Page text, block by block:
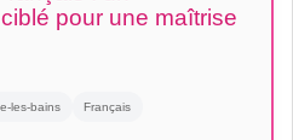
pour une maîtrise
les-bains Français